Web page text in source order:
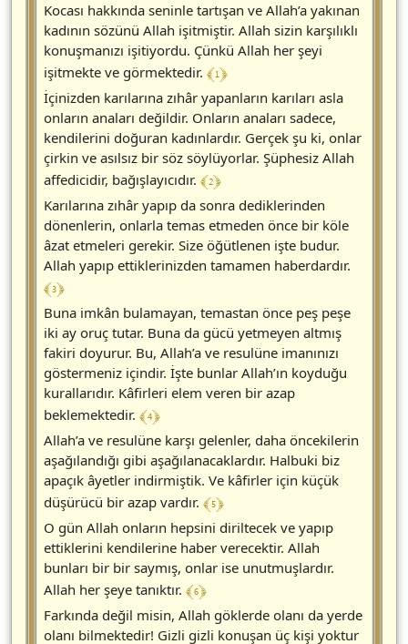
Kocası hakkında seninle tartışan ve Allah’a yakınan
kadının sözünü Allah işitmiştir. Allah sizin karşılıklı
konuşmanızı işitiyordu. Çünkü Allah her şeyi
işitmekte ve görmektedir. ﴾ 1 ﴿
İçinizden karılarına zıhâr yapanların karıları asla
onların anaları değildir. Onların anaları sadece,
kendilerini doğuran kadınlardır. Gerçek şu ki, onlar
çirkin ve asılsız bir söz söylüyorlar. Şüphesiz Allah
affedicidir, bağışlayıcıdır. ﴾ 2 ﴿
Karılarına zıhâr yapıp da sonra dediklerinden
dönenlerin, onlarla temas etmeden önce bir köle
âzat etmeleri gerekir. Size öğütlenen işte budur.
Allah yapıp ettiklerinizden tamamen haberdardır.
﴾ 3 ﴿
Buna imkân bulamayan, temastan önce peş peşe
iki ay oruç tutar. Buna da gücü yetmeyen altmış
fakiri doyurur. Bu, Allah’a ve resulüne imanınızı
göstermeniz içindir. İşte bunlar Allah’ın koyduğu
kurallarıdır. Kâfirleri elem veren bir azap
beklemektedir. ﴾ 4 ﴿
Allah’a ve resulüne karşı gelenler, daha öncekilerin
aşağılandığı gibi aşağılanacaklardır. Halbuki biz
apaçık âyetler indirmiştik. Ve kâfirler için küçük
düşürücü bir azap vardır. ﴾ 5 ﴿
O gün Allah onların hepsini diriltecek ve yapıp
ettiklerini kendilerine haber verecektir. Allah
bunları bir bir saymış, onlar ise unutmuşlardır.
Allah her şeye tanıktır. ﴾ 6 ﴿
Farkında değil misin, Allah göklerde olanı da yerde
olanı bilmektedir! Gizli gizli konuşan üç kişi yoktur